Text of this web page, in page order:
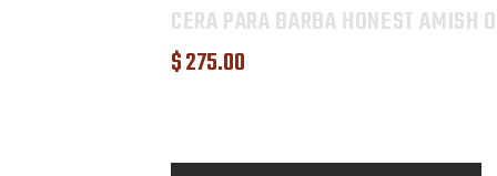
CERA PARA BARBA HONEST AMISH
$275.00